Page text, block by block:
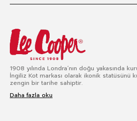
1908 yılında Londra’nın doğu yakasında
İngiliz Kot markası olarak ikonik statüsünü
zengin bir tarihe sahiptir.
Daha fazla oku